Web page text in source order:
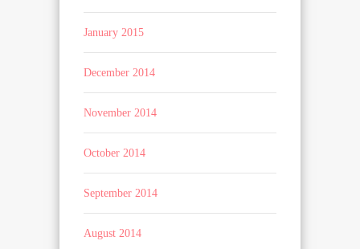
January 2015
December 2014
November 2014
October 2014
September 2014
August 2014